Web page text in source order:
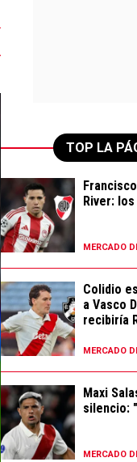
TOP LA
River:
MERCADO
Colidio
a Vasco
recibiría
MERCADO
Maxi
silencio:
MERCADO